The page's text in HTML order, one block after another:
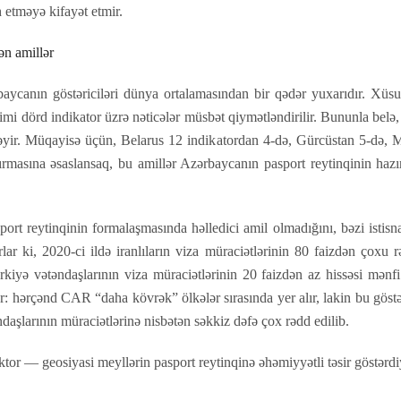
etməyə kifayət etmir.
amillər
göstəriciləri dünya ortalamasından bir qədər yuxarıdır.
dörd indikator üzrə nəticələr müsbət qiymətləndirilir. Bununla
Müqayisə üçün, Belarus 12 indikatordan 4-də, Gürcüstan 5-də,
əsaslansaq, bu amillər Azərbaycanın pasport reytinqinin
reytinqinin formalaşmasında həlledici amil olmadığını, bəzi
ki, 2020-ci ildə iranlıların viza müraciətlərinin 80 faizdən
vətəndaşlarının viza müraciətlərinin 20 faizdən az hissəsi
hərçənd CAR “daha kövrək” ölkələr sırasında yer alır, lakin bu
müraciətlərinə nisbətən səkkiz dəfə çox rədd edilib.
— geosiyasi meyllərin pasport reytinqinə əhəmiyyətli təsir